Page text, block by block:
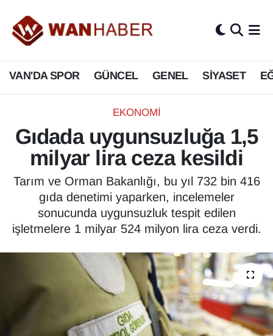
VAN'DA SPOR GÜNCEL GENEL SİYASET
EKONOMİ
Gıdada uygunsuzluğa 1,5
milyar lira ceza kesildi
Tarım ve Orman Bakanlığı, bu yıl 732 bin 416
gıda denetimi yaparken, incelemeler
sonucunda uygunsuzluk tespit edilen
işletmelere 1 milyar 524 milyon lira ceza verdi.
3.SAYFA
ASAYİŞ
BİLİM VE TEKNOLOJİ
Biyografi
Bölge Haberleri
ÇEVRE
Deprem
Dernekler, Odalar
Diğer
DÜNYA
Van Nöbetçi Eczaneler
Van Hava Durumu
Van Namaz Vakitleri
Van Trafik Yoğunluk Haritası
Süper Lig Puan Durumu ve Fikstür
Tüm Manşetler
Son Dakika Haberleri
Haber Arşivi